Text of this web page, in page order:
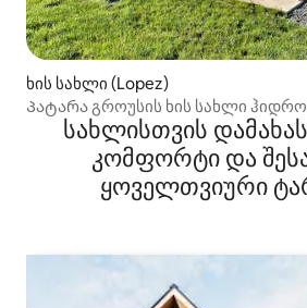
ხის სახლი (Lopez)
Პატარა გროუსის ხის სახლი
სახლისთვის
კომფორტი და
ყოველთვიური